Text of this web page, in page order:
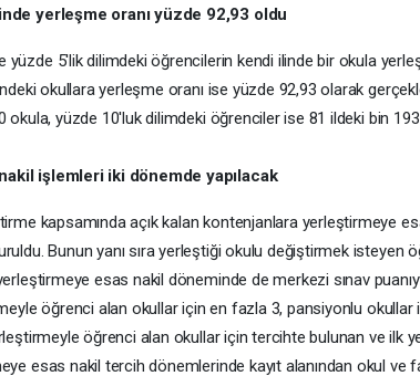
yerleşme oranı yüzde 92,93 oldu
yüzde 5'lik dilimdeki öğrencilerin kendi ilinde bir okula
okullara yerleşme oranı ise yüzde 92,93 olarak
okula, yüzde 10'luk dilimdeki öğrenciler ise 81 ildeki bin
işlemleri iki dönemde yapılacak
kapsamında açık kalan kontenjanlara yerleştirmeye
Bunun yanı sıra yerleştiği okulu değiştirmek isteyen
esas nakil döneminde de merkezi sınav
öğrenci alan okullar için en fazla 3, pansiyonlu
öğrenci alan okullar için tercihte bulunan ve ilk
esas nakil tercih dönemlerinde kayıt alanından okul ve